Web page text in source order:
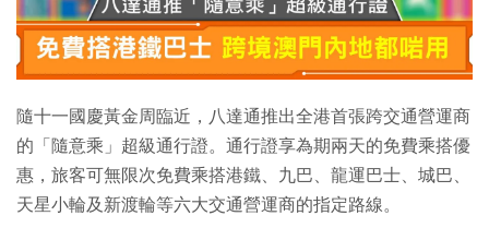
隨十一國慶黃金周臨近，八達通推出全港首張跨交通營運商
的「隨意乘」超級通行證。通行證享為期兩天的免費乘搭優
惠，旅客可無限次免費乘搭港鐵、九巴、龍運巴士、城巴、
天星小輪及新渡輪等六大交通營運商的指定路線。